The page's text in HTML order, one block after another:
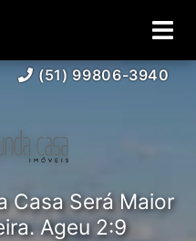
(51) 99806-3940
Casa Será Maior
Ageu 2:9